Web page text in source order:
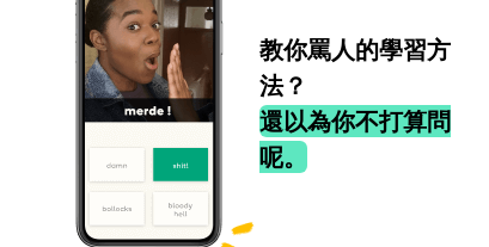
教你罵人的學習方
法？
還以為你不打算問
呢。